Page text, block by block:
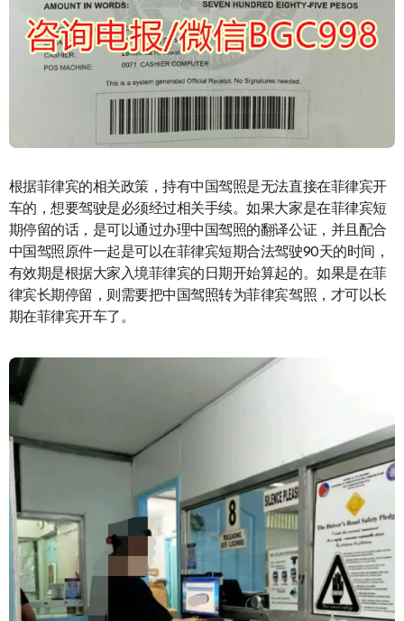
根据菲律宾的相关政策，持有中国驾照是无法直接在菲律宾开
车的，想要驾驶是必须经过相关手续。如果大家是在菲律宾短
期停留的话，是可以通过办理中国驾照的翻译公证，并且配合
中国驾照原件一起是可以在菲律宾短期合法驾驶90天的时间，
有效期是根据大家入境菲律宾的日期开始算起的。如果是在菲
律宾长期停留，则需要把中国驾照转为菲律宾驾照，才可以长
期在菲律宾开车了。